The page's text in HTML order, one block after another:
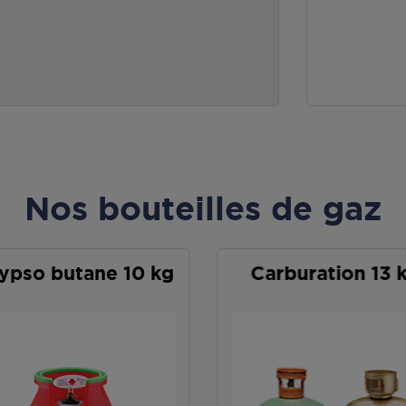
Nos bouteilles de gaz
butane 10 kg Carburation 13